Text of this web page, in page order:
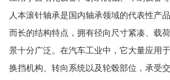
人本滚针轴承是国内轴承领域的代表性产
而长的结构特点，拥有径向尺寸紧凑、载
景十分广泛。在汽车工业中，它大量应用
换挡机构、转向系统以及轮毂部位，承受